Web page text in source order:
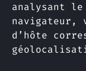
analysant le
navigateur,
d’hôte